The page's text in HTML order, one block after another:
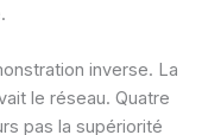
inverse. La
le réseau. Quatre
pas la supériorité